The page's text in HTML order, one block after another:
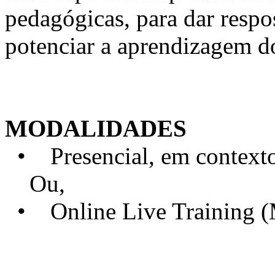
pedagógicas, para dar
potenciar a aprendizagem
MODALIDADES
• Presencial, em
Ou,
• Online Live Training